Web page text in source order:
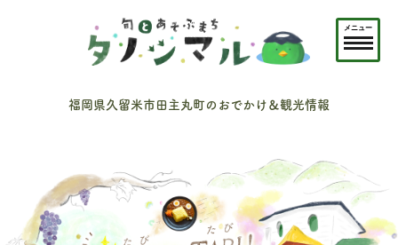
福岡県久留米市田主丸町のおでかけ＆観光情報
メニュー